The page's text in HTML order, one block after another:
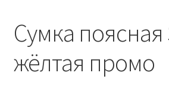
Сумка поясная
жёлтая промо